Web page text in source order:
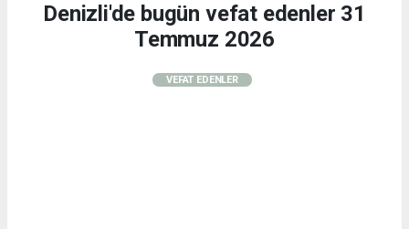
Denizli'de bugün vefat edenler 31
Temmuz 2026
VEFAT EDENLER